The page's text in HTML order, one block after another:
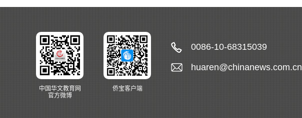
中国华文教育网
官方微博
侨宝客户端
0086-10-68315039
huaren@chinanews.com.cn